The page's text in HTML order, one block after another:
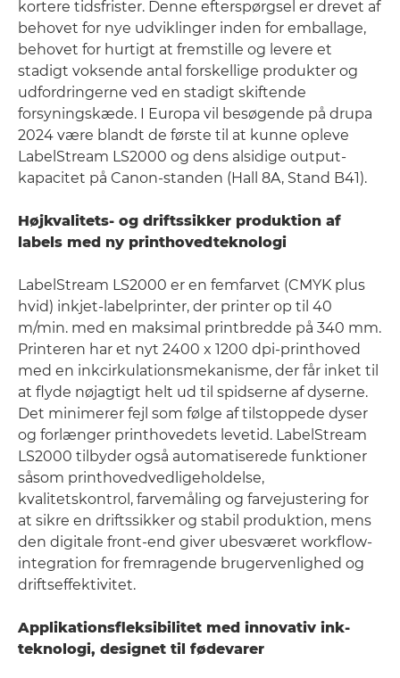
kortere tidsfrister. Denne efterspørgsel er drevet af
behovet for nye udviklinger inden for emballage,
behovet for hurtigt at fremstille og levere et
stadigt voksende antal forskellige produkter og
udfordringerne ved en stadigt skiftende
forsyningskæde. I Europa vil besøgende på drupa
2024 være blandt de første til at kunne opleve
LabelStream LS2000 og dens alsidige output-
kapacitet på Canon-standen (Hall 8A, Stand B41).
Højkvalitets- og driftssikker produktion af
labels med ny printhovedteknologi
LabelStream LS2000 er en femfarvet (CMYK plus
hvid) inkjet-labelprinter, der printer op til 40
m/min. med en maksimal printbredde på 340 mm.
Printeren har et nyt 2400 x 1200 dpi-printhoved
med en inkcirkulationsmekanisme, der får inket til
at flyde nøjagtigt helt ud til spidserne af dyserne.
Det minimerer fejl som følge af tilstoppede dyser
og forlænger printhovedets levetid. LabelStream
LS2000 tilbyder også automatiserede funktioner
såsom printhovedvedligeholdelse,
kvalitetskontrol, farvemåling og farvejustering for
at sikre en driftssikker og stabil produktion, mens
den digitale front-end giver ubesværet workflow-
integration for fremragende brugervenlighed og
driftseffektivitet.
Applikationsfleksibilitet med innovativ ink-
teknologi, designet til fødevarer